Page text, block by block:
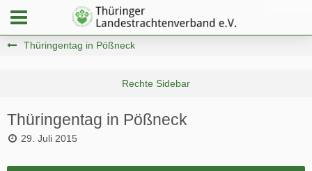
Thüringentag in Pößneck
Thüringentag in Pößneck
29. Juli 2015